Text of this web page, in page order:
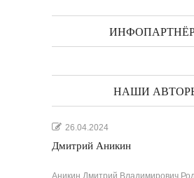
НАШИ
26.04.2024
Дмитрий Аникин
Аникин Дмитрий Владимирович